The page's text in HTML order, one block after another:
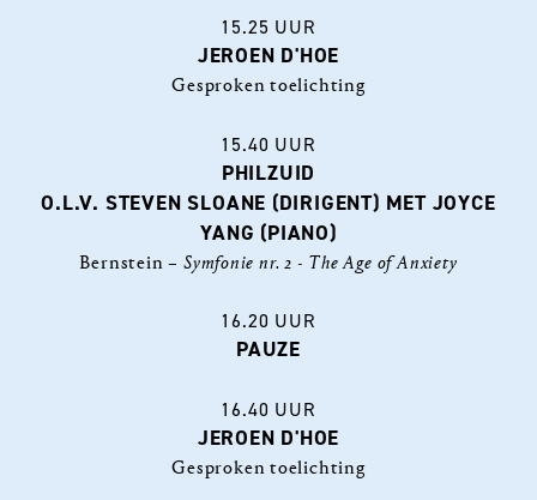
15.25 UUR
JEROEN D'HOE
Gesproken toelichting
15.40 UUR
PHILZUID
O.L.V. STEVEN SLOANE (DIRIGENT) MET JOYCE
YANG (PIANO)
Bernstein – Symfonie nr. 2 - The Age of Anxiety
16.20 UUR
PAUZE
16.40 UUR
JEROEN D'HOE
Gesproken toelichting